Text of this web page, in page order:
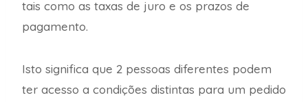
tais como as taxas de juro e os prazos de
pagamento.
Isto significa que 2 pessoas diferentes podem
ter acesso a condições distintas para um pedido